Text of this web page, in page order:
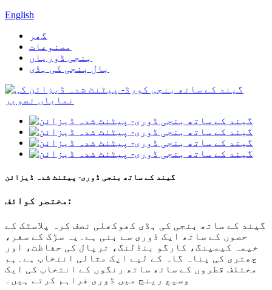
English
گھر
مصنوعات
بنجی ڈوریاں
بال بنجی کی ہڈی
گیند کے ساتھ بنجی ڈوری- پیٹنٹ شدہ ڈیزائن
مختصر کوائف:
گیند کے ساتھ بنجی کی ہڈی کھوکھلی نصف کرہ پلاسٹک کے
حصوں کے ساتھ ایک ڈوری سے بنی ہے۔یہ سڑک کے سفر،
خیمہ کیمپنگ، کارگو بنڈلنگ، ترپال کی حفاظت، اور
چھتری کی پناہ گاہ کے لیے ایک مثالی انتخاب ہے۔ہم
مختلف قطروں کے ساتھ ساتھ رنگوں کے انتخاب کی ایک
وسیع رینج میں ڈوری فراہم کرتے ہیں۔